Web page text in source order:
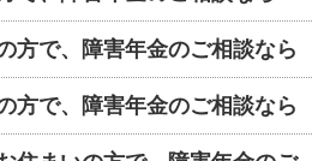
方で、障害年金のご相談なら
方で、障害年金のご相談なら